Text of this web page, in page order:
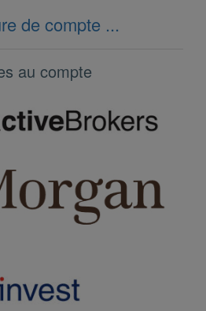
de compte ...
au compte